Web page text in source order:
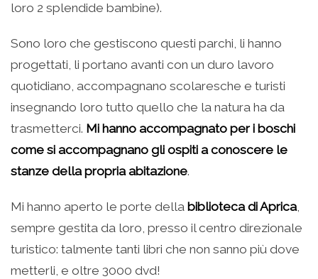
loro 2 splendide bambine).
Sono loro che gestiscono questi parchi, li hanno
progettati, li portano avanti con un duro lavoro
quotidiano, accompagnano scolaresche e turisti
insegnando loro tutto quello che la natura ha da
trasmetterci. Mi hanno accompagnato per i boschi
come si accompagnano gli ospiti a conoscere le
stanze della propria abitazione.
Mi hanno aperto le porte della biblioteca di Aprica,
sempre gestita da loro, presso il centro direzionale
turistico: talmente tanti libri che non sanno più dove
metterli, e oltre 3000 dvd!